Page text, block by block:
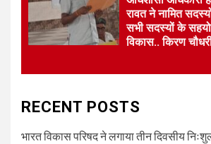
गुहार कई युवकों और
खरीद-फरोख्त के
रावत ने नामित सदस्यों
शपथ, सभी सदस्यों के
नगर का विकास..
रावत ने नामित
सभी सदस्यों के
विकास.. किरण
RECENT POSTS
भारत विकास परिषद ने लगाया तीन दिवसीय